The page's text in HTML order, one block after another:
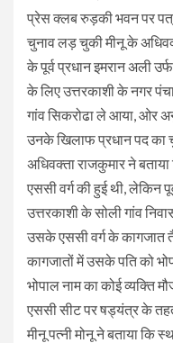
प्रेस क्लब रुड़की भवन पर
चुनाव लड़ चुकी मीनू के
के पूर्व प्रधान इमरान अली
के लिए उत्तरकाशी के नगर
गांव सिकरोढा ले आया, ओर
उनके खिलाफ प्रधान पद का
अधिवक्ता राजकुमार ने
एससी वर्ग की हुई थी, लेकिन
उत्तरकाशी के सोली गांव
उसके एससी वर्ग के कागजात
कागजातों में उसके पति को
भोपाल नाम का कोई व्यक्ति
एससी सीट पर षड्यंत्र के
मीनू पत्नी मोनू ने बताया कि